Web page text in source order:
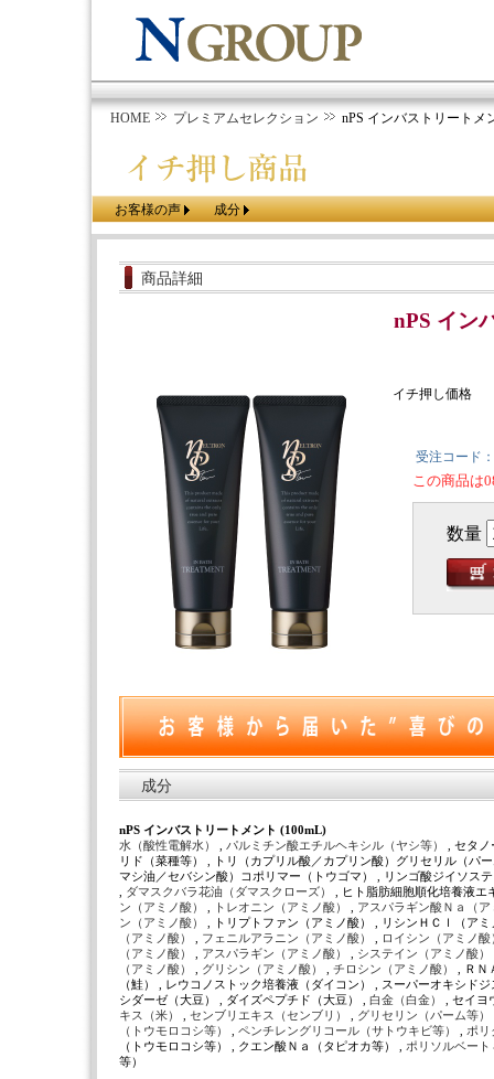
HOME プレミアムセレクション nPS インバストリートメ
お客様の声 成分
商品詳細
nPS イン
イチ押し価格
受注コード：
この商品は
数量
成分
nPS インバストリートメント (100mL)
水（酸性電解水）
パルミチン酸エチルヘキシル（ヤシ等）
, セタ
リド（菜種等） , トリ（カプリル酸／カプリン酸）グリセリル（パ
マシ油／セバシン酸）コポリマー（トウゴマ） , リンゴ酸ジイソス
ダマスクバラ花油（ダマスクローズ）
, ヒト脂肪細胞順化培養液
ン（アミノ酸）
トレオニン（アミノ酸）
アスパラギン酸Ｎａ（
ン（アミノ酸）
, トリプトファン（アミノ酸） , リシンＨＣｌ（ア
（アミノ酸）
フェニルアラニン（アミノ酸）
ロイシン（アミノ
（アミノ酸）
アスパラギン（アミノ酸） システイン（アミノ酸）
（アミノ酸）
グリシン（アミノ酸） チロシン（アミノ酸）
, Ｒ
（鮭） , レウコノストック培養液（ダイコン） , スーパーオキシド
シダーゼ（大豆） , ダイズペプチド（大豆） , 白金（白金）
, セイ
キス（米）
センブリエキス（センブリ） グリセリン（パーム等）
（トウモロコシ等）
ペンチレングリコール（サトウキビ等）
ポ
（トウモロコシ等） , クエン酸Ｎａ（タピオカ等） ,
ポリソルベー
等）